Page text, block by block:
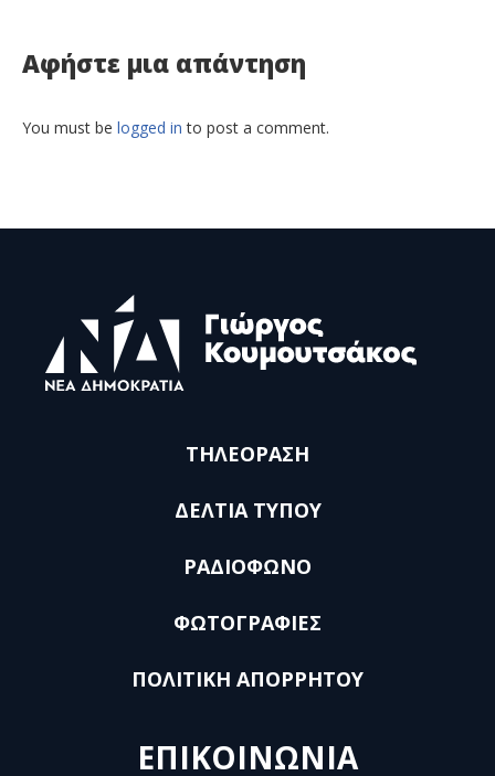
Αφήστε μια απάντηση
You must be logged in to post a comment.
ΤΗΛΕΟΡΑΣΗ
ΔΕΛΤΙΑ ΤΥΠΟΥ
ΡΑΔΙΟΦΩΝΟ
ΦΩΤΟΓΡΑΦΙΕΣ
ΠΟΛΙΤΙΚΗ ΑΠΟΡΡΗΤΟΥ
ΕΠΙΚΟΙΝΩΝΙΑ